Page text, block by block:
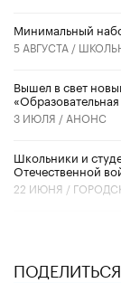
Минимальный
5 АВГУСТА /
Вышел в свет
3 ИЮЛЯ / АНОНС
Школьники и
Отечественной
22 ИЮНЯ /
ПОДЕЛИТЬСЯ